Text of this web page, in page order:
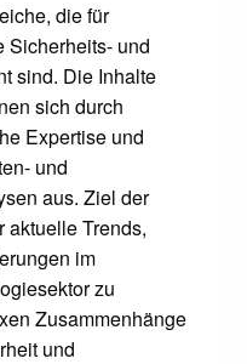
die für
Sicherheits- und
sind. Die Inhalte
sich durch
Expertise und
und
aus. Ziel der
aktuelle Trends,
im
zu
Zusammenhänge
und